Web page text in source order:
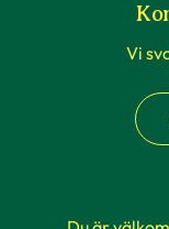
Vi